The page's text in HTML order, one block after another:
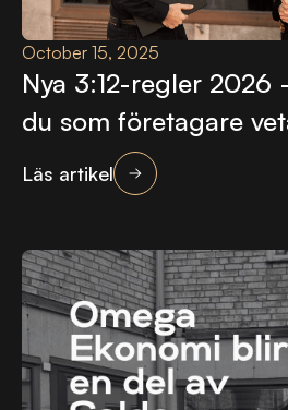
October 15, 2025
Nya 3:12-regler 2026
du som företagare
Läs artikel